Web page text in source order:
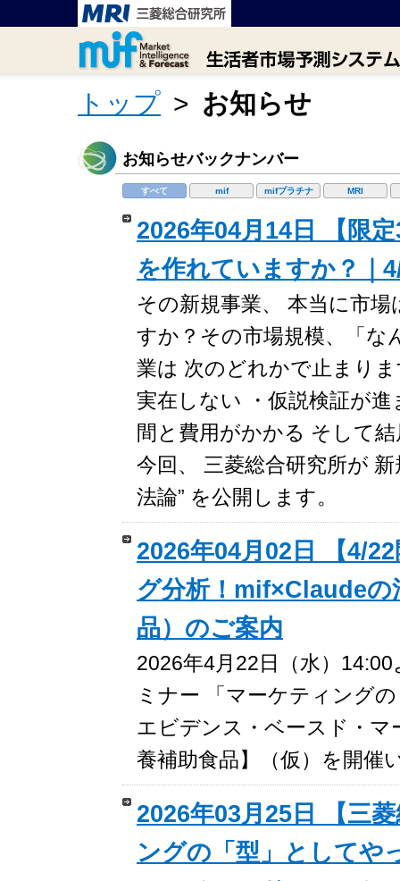
トップ > お知らせ
お知らせバックナンバー
すべて mif mifプラチナ MRI
2026年04月14日 【限
を作れていますか？｜
その新規事業、 本当に市
すか？その市場規模、「な
業は 次のどれかで止まり
実在しない ・仮説検証が
間と費用がかかる そして
今回、 三菱総合研究所が
法論” を公開します。
2026年04月02日 【4/
グ分析！mif×Claudeの
品）のご案内
2026年4月22日（水）
ミナー 「マーケティング
エビデンス・ベースド・マ
養補助食品】（仮）を開催
2026年03月25日 【三
ングの「型」としてや